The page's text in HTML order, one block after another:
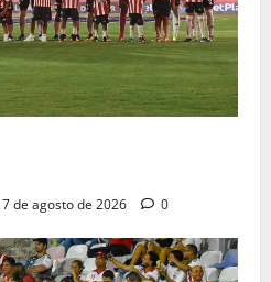
7 de agosto de 2026 0